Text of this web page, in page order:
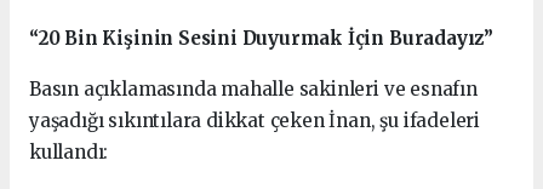
“20 Bin Kişinin Sesini Duyurmak İçin Buradayız”
Basın açıklamasında mahalle sakinleri ve esnafın
yaşadığı sıkıntılara dikkat çeken İnan, şu ifadeleri
kullandı: